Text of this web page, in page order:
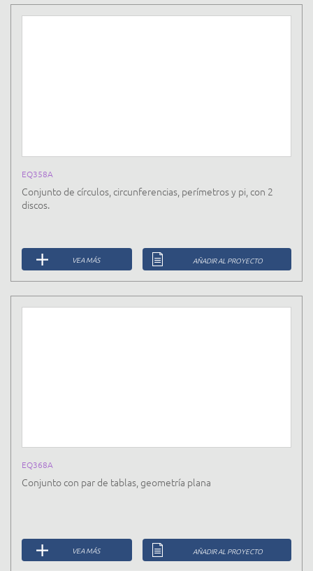
EQ358A
Conjunto de círculos, circunferencias, perímetros y pi, con 2
discos.
VEA MÁS AÑADIR AL PROYECTO
EQ368A
Conjunto con par de tablas, geometría plana
VEA MÁS AÑADIR AL PROYECTO